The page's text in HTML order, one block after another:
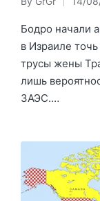
Posted
by
Бодро начали
в Израиле
трусы жены
лишь
ЗАЭС.…